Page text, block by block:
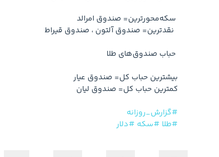
#گزارش_روزانه
#طلا #سکه #دلار